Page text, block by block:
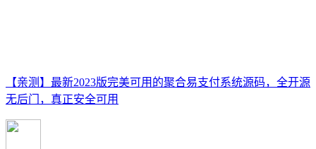
【亲测】最新2023版完美可用的聚合易支付系统源码，全开源
无后门，真正安全可用